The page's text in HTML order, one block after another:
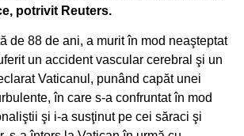
potrivit Reuters.
de 88 de ani, a murit în mod neaşteptat
un accident vascular cerebral şi un
Vaticanul, punând capăt unei
în care s-a confruntat în mod
şi i-a susţinut pe cei săraci şi